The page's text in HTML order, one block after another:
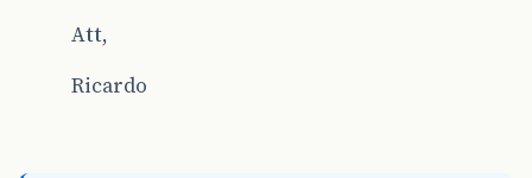
Att,
Ricardo